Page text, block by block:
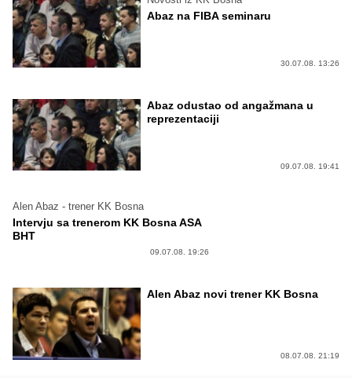
Abaz na FIBA seminaru
30.07.08. 13:26
Abaz odustao od angažmana u
reprezentaciji
09.07.08. 19:41
Alen Abaz - trener KK Bosna
Intervju sa trenerom KK Bosna ASA
BHT
09.07.08. 19:26
Alen Abaz novi trener KK Bosna
08.07.08. 21:19